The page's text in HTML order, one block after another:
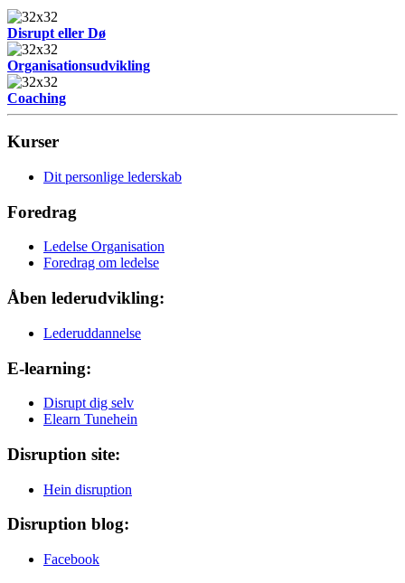
Disrupt eller Dø
Organisationsudvikling
Coaching
Kurser
Dit personlige lederskab
Foredrag
Ledelse Organisation
Foredrag om ledelse
Åben lederudvikling:
Lederuddannelse
E-learning:
Disrupt dig selv
Elearn Tunehein
Disruption site:
Hein disruption
Disruption blog:
Facebook